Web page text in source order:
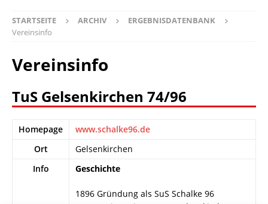
STARTSEITE ARCHIV
ERGEBNISDATENBANK
Vereinsinfo
Vereinsinfo
TuS Gelsenkirchen 74/96
Homepage
www.schalke96.de
Ort
Gelsenkirchen
Info
Geschichte
1896 Gründung als SuS Schalke 96